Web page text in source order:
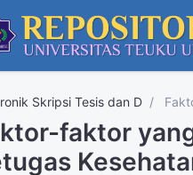
Skripsi Tesis dan D
faktor